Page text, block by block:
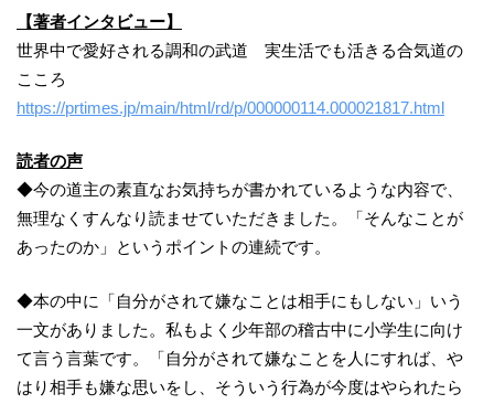
【著者インタビュー】
世界中で愛好される調和の武道 実生活でも活きる合気道の
こころ
https://prtimes.jp/main/html/rd/p/000000114.000021817.html
読者の声
◆今の道主の素直なお気持ちが書かれているような内容で、
無理なくすんなり読ませていただきました。「そんなことが
あったのか」というポイントの連続です。
◆本の中に「自分がされて嫌なことは相手にもしない」いう
一文がありました。私もよく少年部の稽古中に小学生に向け
て言う言葉です。「自分がされて嫌なことを人にすれば、や
はり相手も嫌な思いをし、そういう行為が今度はやられたら